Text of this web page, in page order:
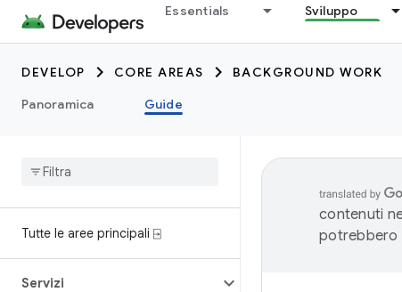
Essentials Sviluppo
DEVELOP CORE AREAS
BACKGROUND WORK
Panoramica
Guide
Tutte le aree principali ⍈
Servizi
contenuti
potrebbero